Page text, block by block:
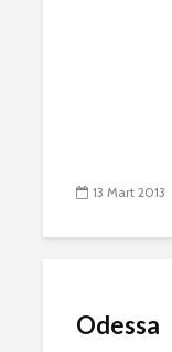
13 Mart 2013
Odessa